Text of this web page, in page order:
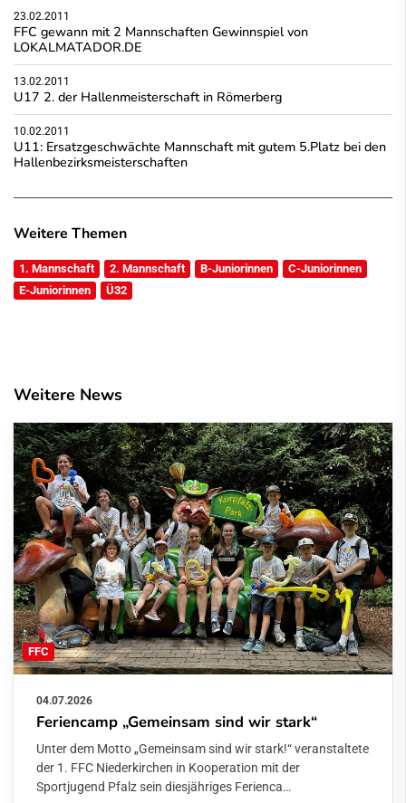
23.02.2011
FFC gewann mit 2 Mannschaften Gewinnspiel von
LOKALMATADOR.DE
13.02.2011
U17 2. der Hallenmeisterschaft in Römerberg
10.02.2011
U11: Ersatzgeschwächte Mannschaft mit gutem 5.Platz bei den
Hallenbezirksmeisterschaften
Weitere Themen
1. Mannschaft 2. Mannschaft B-Juniorinnen
C-Juniorinnen
E-Juniorinnen
Ü32
Weitere News
FFC
04.07.2026
Feriencamp „Gemeinsam sind wir stark“
Unter dem Motto „Gemeinsam sind wir stark!“ veranstaltete
der 1. FFC Niederkirchen in Kooperation mit der
Sportjugend Pfalz sein diesjähriges Ferienca…